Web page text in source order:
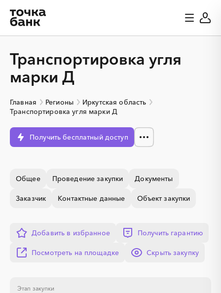
Транспортировка угля
марки Д
Главная Регионы
Иркутская область
Транспортировка угля марки Д
Получить бесплатный доступ
Общее Проведение закупки Документы
Заказчик Контактные данные Объект закупки
Добавить в избранное Получить гарантию
Посмотреть на площадке Скрыть закупку
Этап закупки
░░░░░░
░░░░ ░░░